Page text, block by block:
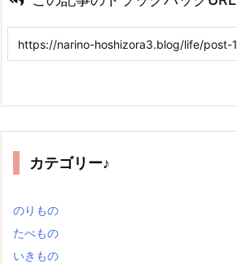
カテゴリー♪
のりもの
たべもの
いきもの